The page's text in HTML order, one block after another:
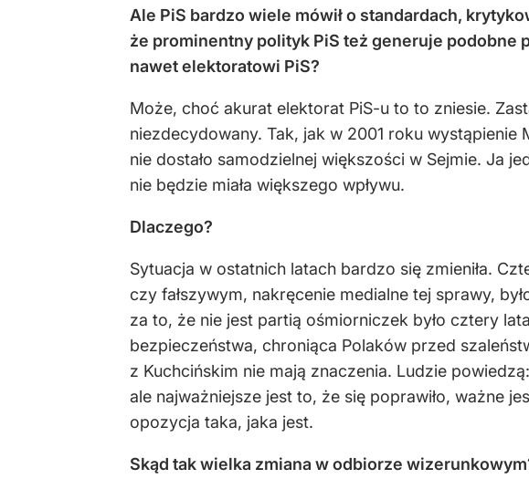
Ale PiS bardzo wiele mówił o standardach,
że prominentny polityk PiS też generuje podobne
nawet elektoratowi PiS?
Może, choć akurat elektorat PiS-u to to zniesie.
niezdecydowany. Tak, jak w 2001 roku
nie dostało samodzielnej większości w Sejmie. Ja
nie będzie miała większego wpływu.
Dlaczego?
Sytuacja w ostatnich latach bardzo się zmieniła.
czy fałszywym, nakręcenie medialne tej sprawy,
za to, że nie jest partią ośmiorniczek było cztery
bezpieczeństwa, chroniąca Polaków przed
z Kuchcińskim nie mają znaczenia. Ludzie
ale najważniejsze jest to, że się poprawiło, ważne
opozycja taka, jaka jest.
Skąd tak wielka zmiana w odbiorze